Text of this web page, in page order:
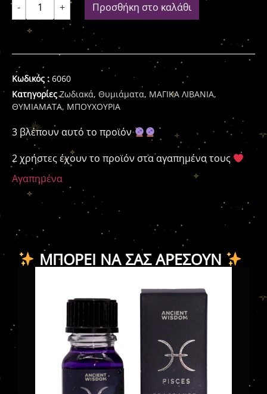
- + Προσθήκη στο καλάθι
Κωδικός : 6060
Κατηγορίες Ζωδιακά, Θυμιάματα, ΜΑΓΙΚΑ ΛΙΒΑΝΙΑ,
ΘΥΜΙΑΜΑΤΑ, ΜΠΟΥΧΟΥΡΙΑ
3 βλέπουν αυτό το προϊόν
2 χρήστες έχουν το προϊόν στα αγαπημένα τους
Αγαπημένα
ΜΠΟΡΕΊ ΝΑ ΣΑΣ ΑΡΈΣΟΥΝ